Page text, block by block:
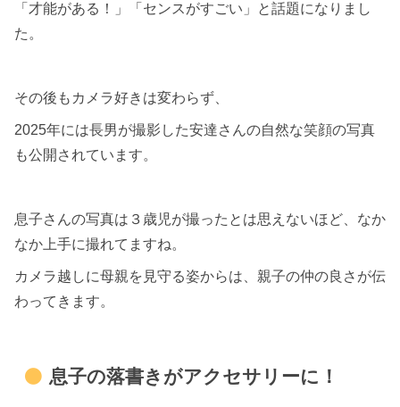
「才能がある！」「センスがすごい」と話題になりまし
た。
その後もカメラ好きは変わらず、
2025年には長男が撮影した安達さんの自然な笑顔の写真
も公開されています。
息子さんの写真は３歳児が撮ったとは思えないほど、なか
なか上手に撮れてますね。
カメラ越しに母親を見守る姿からは、親子の仲の良さが伝
わってきます。
息子の落書きがアクセサリーに！